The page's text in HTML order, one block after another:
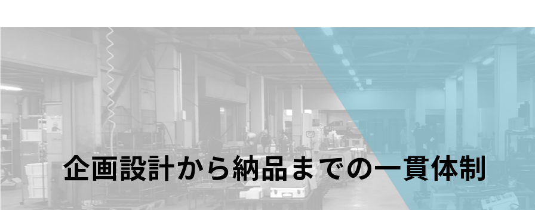
企画設計から納品までの一貫体制